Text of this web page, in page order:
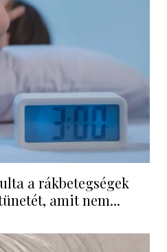
a rákbetegségek
amit nem...